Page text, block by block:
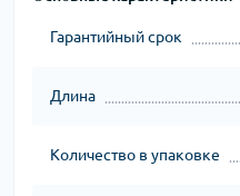
Гарантийный срок
Длина
Количество в упаковке